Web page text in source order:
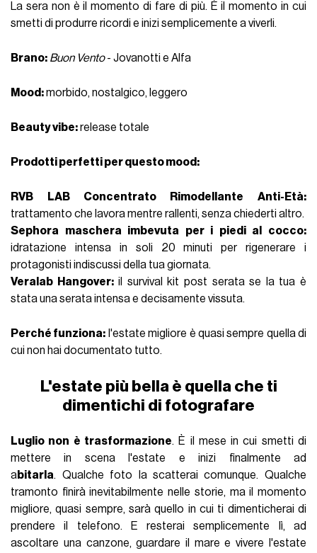
La sera non è il momento di fare di più. È il momento in cui
smetti di produrre ricordi e inizi semplicemente a viverli.
Brano: Buon Vento- Jovanotti e Alfa
Mood:morbido, nostalgico, leggero
Beauty vibe:release totale
Prodotti perfetti per questo mood :
RVB LAB Concentrato Rimodellante Anti-Età:
trattamento che lavora mentre rallenti, senza chiederti altro.
Sephora maschera imbevuta per i piedi al cocco:
idratazione intensa in soli 20 minuti per rigenerare i
protagonisti indiscussi della tua giornata.
Veralab Hangover:il survival kit post serata se la tua è
stata una serata intensa e decisamente vissuta.
Perché funziona: l'estate migliore è quasi sempre quella di
cui non hai documentato tutto.
L'estate più bella è quella che ti
dimentichi di fotografare
Luglio non è trasformazione. È il mese in cui smetti di
mettere in scena l'estate e inizi finalmente ad
abitarla. Qualche foto la scatterai comunque. Qualche
tramonto finirà inevitabilmente nelle storie, mail momento
migliore, quasi sempre, sarà quello in cui ti dimenticherai di
prendere il telefono.
E resterai semplicemente lì, ad
ascoltare una canzone, guardare il mare e vivere l'estate